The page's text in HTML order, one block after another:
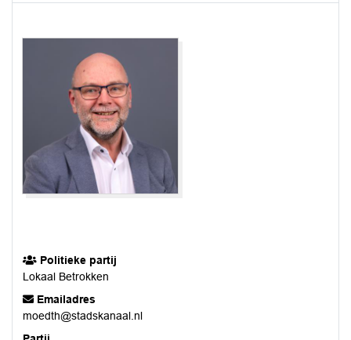
Politieke partij
Lokaal Betrokken
Emailadres
moedth@stadskanaal.nl